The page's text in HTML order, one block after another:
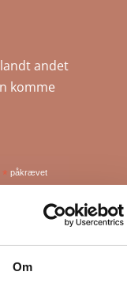
Om
andet
komme
* påkrævet